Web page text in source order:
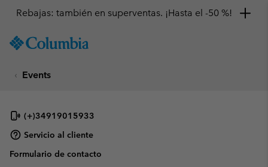
TO
SKIP
NAV
SKIP
SEARCH
Rebajas: también en superventas. ¡Hasta el -50 %!
Events
(+)34919015933
Servicio al cliente
Formulario de contacto